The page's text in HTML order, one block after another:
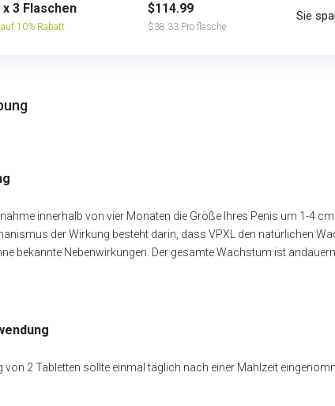
x 3 Flaschen
10% Rabatt
$114.99
$38.33 Pro flasche
Sie
innerhalb von vier Monaten die Größe Ihres Penis um 1-4
der Wirkung besteht darin, dass VPXL den natürlichen
bekannte Nebenwirkungen. Der gesamte Wachstum ist
2 Tabletten sollte einmal täglich nach einer Mahlzeit